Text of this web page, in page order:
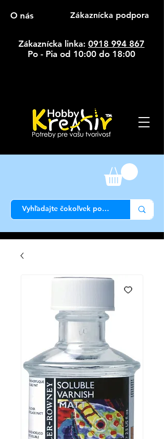
O nás Zákaznícka podpora
Zákaznícka linka: 0918 994 867
Po - Pia od 10:00 do 18:00